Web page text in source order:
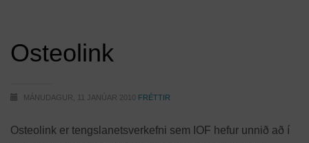
Osteolink
MÁNUDAGUR, 11 JANÚAR 2010 FRÉTTIR
Osteolink er tengslanetsverkefni sem IOF hefur unnið að í